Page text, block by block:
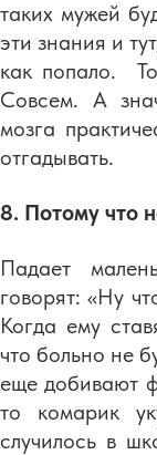
таких мужей
эти знания и
как попало.
Совсем. А
мозга
отгадывать.
8. Потому что
Падает
говорят: «Ну
Когда ему
что больно не
еще добивают
то комарик
случилось в